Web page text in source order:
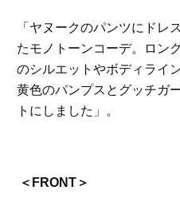
「ヤヌークのパンツにドレ
たモノトーンコーデ。ロン
のシルエットやボディライ
黄色のパンプスとグッチガ
トにしました」。
＜FRONT＞